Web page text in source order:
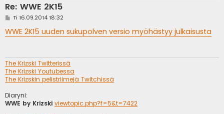
Re: WWE 2K15
V
e
s
Ti 16.09.2014 18:32
WWE 2K15 uuden sukupolven versio myöhästyy julkaisusta
The Krizski Twitterissä
The Krizski Youtubessa
The Krizskin pelistriimejä Twitchissä
Diaryni:
WWE by Krizski viewtopic.php?f=5&t=7422